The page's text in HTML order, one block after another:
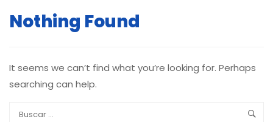
Nothing Found
It seems we can’t find what you’re looking for. Perhaps
searching can help.